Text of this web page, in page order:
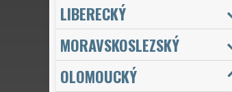
LIBERECKÝ
MORAVSKOSLEZSKÝ
OLOMOUCKÝ